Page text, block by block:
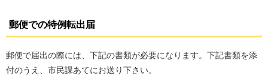
郵便での特例転出届
郵便で届出の際には、下記の書類が必要になります。下記書類を添
付のうえ、市民課あてにお送り下さい。